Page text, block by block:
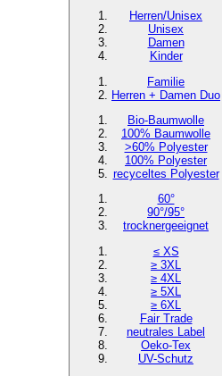
Herren/Unisex
Unisex
Damen
Kinder
Familie
Herren + Damen Duo
Bio-Baumwolle
100% Baumwolle
>60% Polyester
100% Polyester
recyceltes Polyester
60°
90°/95°
trocknergeeignet
≤ XS
≥ 3XL
≥ 4XL
≥ 5XL
≥ 6XL
Fair Trade
neutrales Label
Oeko-Tex
UV-Schutz